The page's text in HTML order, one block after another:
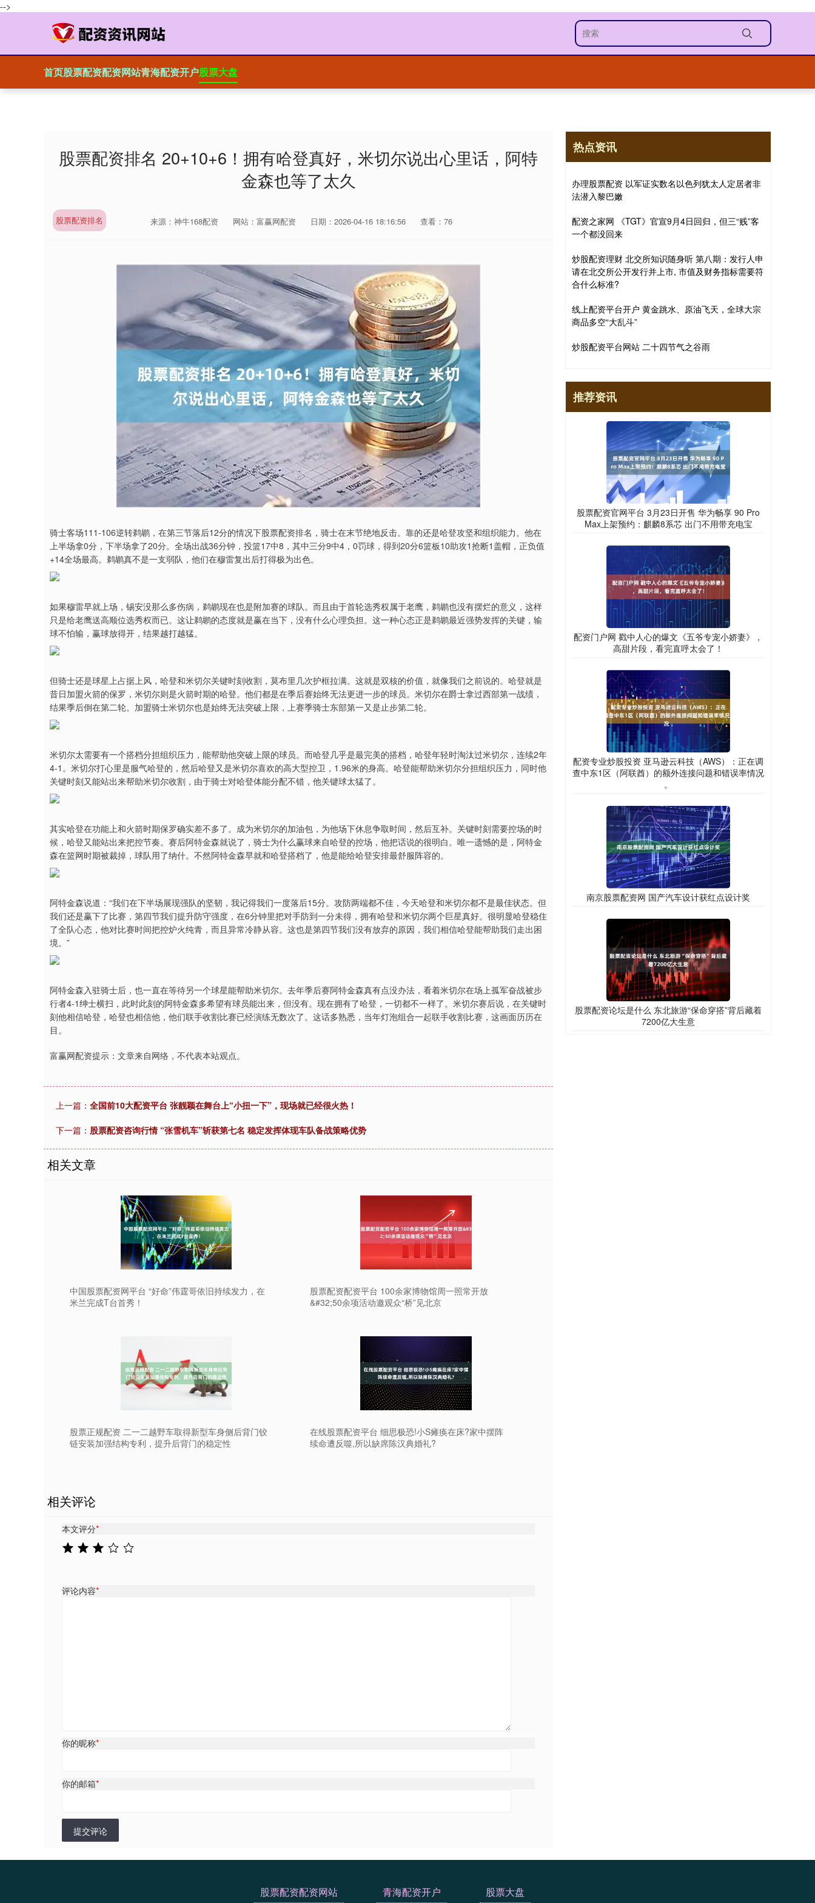
-->
首页股票配资配资网站青海配资开户股票大盘
股票配资排名 20+10+6！拥有哈登真好，米切尔说出心里话，阿特
金森也等了太久
股票配资排名 来源：神牛168配资 网站：富赢网配资 日期：2026-04-16 18:16:56 查看：76
骑士客场111-106逆转鹈鹕，在第三节落后12分的情况下股票配资排名，骑士在末节绝地反击。靠的还是哈登攻坚和组织能力。他在
上半场拿0分，下半场拿了20分。全场出战36分钟，投篮17中8，其中三分9中4，0罚球，得到20分6篮板10助攻1抢断1盖帽，正负值
+14全场最高。鹈鹕真不是一支弱队，他们在穆雷复出后打得极为出色。
如果穆雷早就上场，锡安没那么多伤病，鹈鹕现在也是附加赛的球队。而且由于首轮选秀权属于老鹰，鹈鹕也没有摆烂的意义，这样
只是给老鹰送高顺位选秀权而已。这让鹈鹕的态度就是赢在当下，没有什么心理负担。这一种心态正是鹈鹕最近强势发挥的关键，输
球不怕输，赢球放得开，结果越打越猛。
但骑士还是球星上占据上风，哈登和米切尔关键时刻收割，莫布里几次护框拉满。这就是双核的价值，就像我们之前说的。哈登就是
昔日加盟火箭的保罗，米切尔则是火箭时期的哈登。他们都是在季后赛始终无法更进一步的球员。米切尔在爵士拿过西部第一战绩，
结果季后倒在第二轮。加盟骑士米切尔也是始终无法突破上限，上赛季骑士东部第一又是止步第二轮。
米切尔太需要有一个搭档分担组织压力，能帮助他突破上限的球员。而哈登几乎是最完美的搭档，哈登年轻时淘汰过米切尔，连续2年
4-1。米切尔打心里是服气哈登的，然后哈登又是米切尔喜欢的高大型控卫，1.96米的身高。哈登能帮助米切尔分担组织压力，同时他
关键时刻又能站出来帮助米切尔收割，由于骑士对哈登体能分配不错，他关键球太猛了。
其实哈登在功能上和火箭时期保罗确实差不多了。成为米切尔的加油包，为他场下休息争取时间，然后互补。关键时刻需要控场的时
候，哈登又能站出来把控节奏。赛后阿特金森就说了，骑士为什么赢球来自哈登的控场，他把话说的很明白。唯一遗憾的是，阿特金
森在篮网时期被裁掉，球队用了纳什。不然阿特金森早就和哈登搭档了，他是能给哈登安排最舒服阵容的。
阿特金森说道：“我们在下半场展现强队的坚韧，我记得我们一度落后15分。攻防两端都不佳，今天哈登和米切尔都不是最佳状态。但
我们还是赢下了比赛，第四节我们提升防守强度，在6分钟里把对手防到一分未得，拥有哈登和米切尔两个巨星真好。很明显哈登稳住
了全队心态，他对比赛时间把控炉火纯青，而且异常冷静从容。这也是第四节我们没有放弃的原因，我们相信哈登能帮助我们走出困
境。”
阿特金森入驻骑士后，也一直在等待另一个球星能帮助米切尔。去年季后赛阿特金森真有点没办法，看着米切尔在场上孤军奋战被步
行者4-1绅士横扫，此时此刻的阿特金森多希望有球员能出来，但没有。现在拥有了哈登，一切都不一样了。米切尔赛后说，在关键时
刻他相信哈登，哈登也相信他，他们联手收割比赛已经演练无数次了。这话多熟悉，当年灯泡组合一起联手收割比赛，这画面历历在
目。
富赢网配资提示：文章来自网络，不代表本站观点。
上一篇： 全国前10大配资平台 张靓颖在舞台上“小扭一下”，现场就已经很火热！
下一篇： 股票配资咨询行情 “张雪机车”斩获第七名 稳定发挥体现车队备战策略优势
相关文章
中国股票配资网平台 “好命”伟霆哥依旧持续发力，在
米兰完成T台首秀！
股票配资配资平台 100余家博物馆周一照常开放
&#32;50余项活动邀观众“桥”见北京
股票正规配资 二一二越野车取得新型车身侧后背门铰
链安装加强结构专利，提升后背门的稳定性
在线股票配资平台 细思极恐!小S瘫痪在床?家中摆阵
续命遭反噬,所以缺席陈汉典婚礼?
相关评论
本文评分*
评论内容*
你的昵称*
你的邮箱*
提交评论
热点资讯
办理股票配资 以军证实数名以色列犹太人定居者非
法潜入黎巴嫩
配资之家网 《TGT》官宣9月4日回归，但三“贱”客
一个都没回来
炒股配资理财 北交所知识随身听 第八期：发行人申
请在北交所公开发行并上市, 市值及财务指标需要符
合什么标准?
线上配资平台开户 黄金跳水、原油飞天，全球大宗
商品多空“大乱斗”
炒股配资平台网站 二十四节气之谷雨
推荐资讯
股票配资官网平台 3月23日开售 华为畅享 90 Pro
Max上架预约：麒麟8系芯 出门不用带充电宝
配资门户网 戳中人心的爆文《五爷专宠小娇妻》，
高甜片段，看完直呼太会了！
配资专业炒股投资 亚马逊云科技（AWS）：正在调
查中东1区（阿联酋）的额外连接问题和错误率情况
。
南京股票配资网 国产汽车设计获红点设计奖
股票配资论坛是什么 东北旅游“保命穿搭”背后藏着
7200亿大生意
股票配资配资网站 青海配资开户 股票大盘